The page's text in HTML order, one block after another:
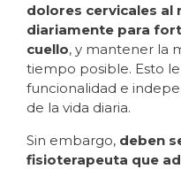
dolores cervicales al
diariamente para
cuello, y mantener la
tiempo posible. Esto
funcionalidad e
de la vida diaria.
Sin embargo, deben
fisioterapeuta que